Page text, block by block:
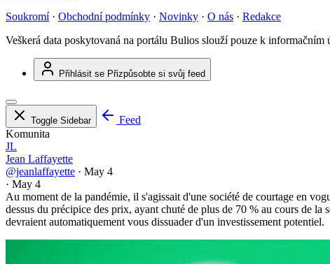
Soukromí · Obchodní podmínky · Novinky · O nás · Redakce
Veškerá data poskytovaná na portálu Bulios slouží pouze k
Přihlásit se Přizpůsobte si svůj feed
Toggle Sidebar
Feed
Komunita
JL
Jean Laffayette
@jeanlaffayette · May 4
· May 4
Au moment de la pandémie, il s'agissait d'une société de courtage en
dessus du précipice des prix, ayant chuté de plus de 70 % au cours de
devraient automatiquement vous dissuader d'un investissement potentiel.